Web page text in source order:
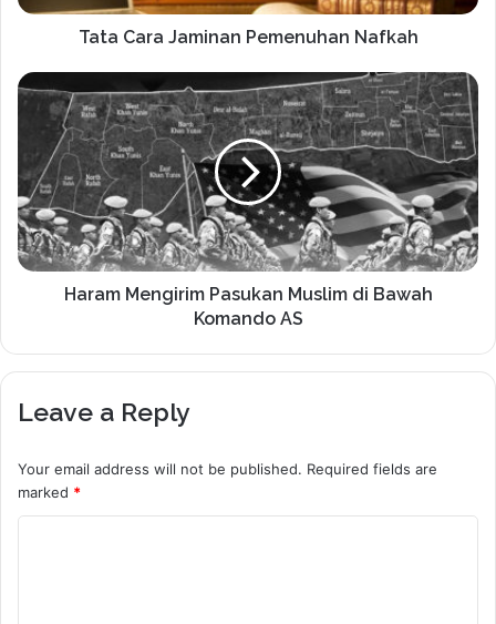
Tata Cara Jaminan Pemenuhan Nafkah
Haram Mengirim Pasukan Muslim di Bawah
Komando AS
Leave a Reply
Your email address will not be published. Required fields are
marked *